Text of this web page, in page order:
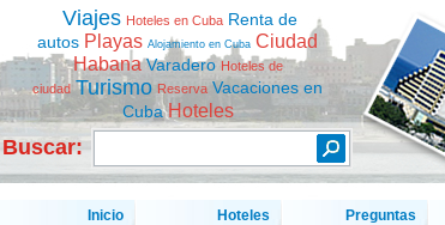
Viajes Hoteles en Cuba Renta de
autos Playas Alojamiento en Cuba Ciudad
Habana Varadero Hoteles de
ciudad Turismo Reserva Vacaciones en
Cuba Hoteles
Buscar:
Inicio Hoteles Preguntas